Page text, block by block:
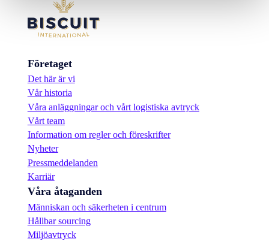
Företaget
Det här är vi
Vår historia
Våra anläggningar och vårt logistiska avtryck
Vårt team
Information om regler och föreskrifter
Nyheter
Pressmeddelanden
Karriär
Våra åtaganden
Människan och säkerheten i centrum
Hållbar sourcing
Miljöavtryck